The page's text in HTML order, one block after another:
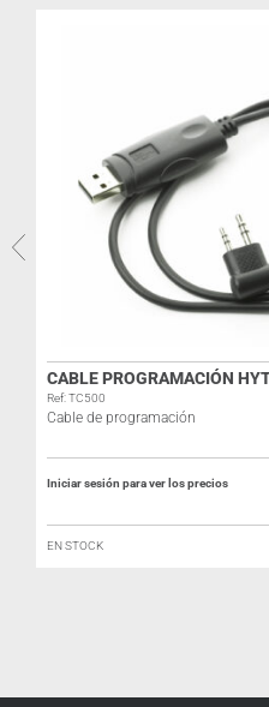
CABLE PROGRAMACIÓN
Ref: TC500
Cable de programación
Iniciar sesión para ver los precios
EN STOCK